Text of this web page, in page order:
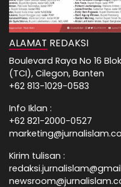
ALAMAT REDAKSI
Boulevard Raya No 16
(TCI), Cilegon, Banten
+62 813-1029-0583
Info Iklan :
+62 821-2000-0527
Kirim tulisan :